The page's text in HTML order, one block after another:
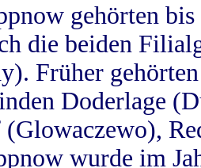
gehörten
die beiden
Früher
Doderlage
wurde im